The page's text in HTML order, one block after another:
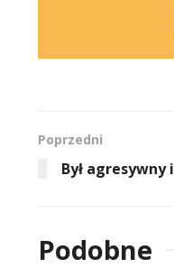
Poprzedni
Był agresywny
Podobne